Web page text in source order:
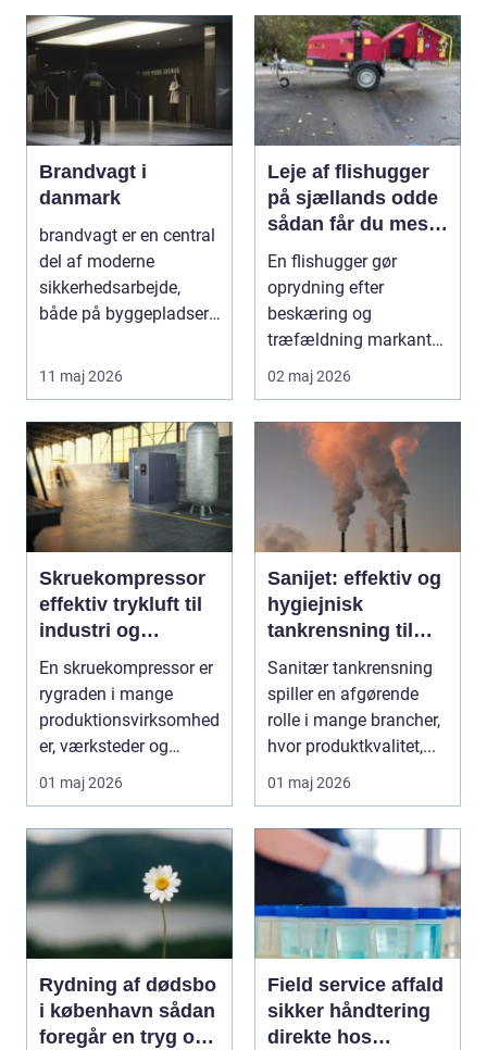
Brandvagt i
danmark
brandvagt er en central
del af moderne
sikkerhedsarbejde,
både på byggepladser,
11 maj 2026
Leje af flishugger
på sjællands odde
sådan får du mest
ud af arbejdet
En flishugger gør
oprydning efter
beskæring og
træfældning markant
lettere. I stedet for at
bruge we...
02 maj 2026
Skruekompressor
effektiv trykluft til
industri og
værksted
En skruekompressor er
rygraden i mange
produktionsvirksomhed
er, værksteder og
autohuse. Den leverer
01 maj 2026
Sanijet: effektiv og
hygiejnisk
tankrensning til
krævende
industrier
Sanitær tankrensning
spiller en afgørende
rolle i mange brancher,
hvor produktkvalitet,...
01 maj 2026
Rydning af dødsbo
i københavn sådan
foregår en tryg og
Field service affald
sikker håndtering
direkte hos